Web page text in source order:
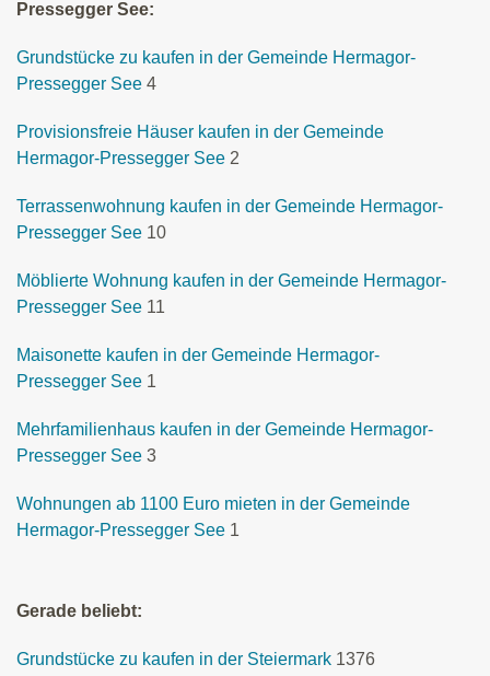
Pressegger See:
Grundstücke zu kaufen in der Gemeinde Hermagor-
Pressegger See 4
Provisionsfreie Häuser kaufen in der Gemeinde
Hermagor-Pressegger See 2
Terrassenwohnung kaufen in der Gemeinde Hermagor-
Pressegger See 10
Möblierte Wohnung kaufen in der Gemeinde Hermagor-
Pressegger See 11
Maisonette kaufen in der Gemeinde Hermagor-
Pressegger See 1
Mehrfamilienhaus kaufen in der Gemeinde Hermagor-
Pressegger See 3
Wohnungen ab 1100 Euro mieten in der Gemeinde
Hermagor-Pressegger See 1
Gerade beliebt:
Grundstücke zu kaufen in der Steiermark 1376